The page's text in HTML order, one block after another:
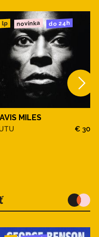
lp novinka do 24h
MILES
€ 30